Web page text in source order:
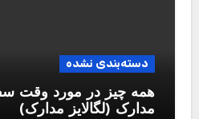
دسته‌بندی نشده
همه چیز در مورد وقت
مدارک (لگالایز مدارک)